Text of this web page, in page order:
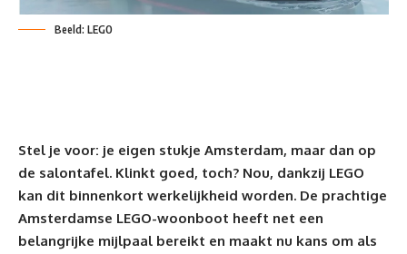
Beeld: LEGO
Stel je voor: je eigen stukje Amsterdam, maar dan op
de salontafel. Klinkt goed, toch? Nou, dankzij LEGO
kan dit binnenkort werkelijkheid worden. De prachtige
Amsterdamse LEGO-woonboot heeft net een
belangrijke mijlpaal bereikt en maakt nu kans om als